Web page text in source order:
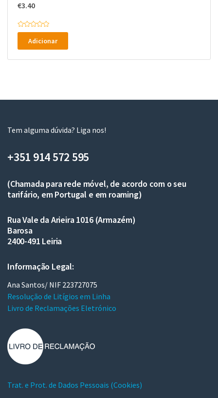
€3.40
A
l
a
Adicionar
Tem alguma dúvida? Liga nos!
+351 914 572 595
(Chamada para rede móvel, de acordo com o seu
tarifário, em Portugal e em roaming)
Rua Vale da Arieira 1016 (Armazém)
Barosa
2400-491 Leiria
Informação Legal:
Ana Santos/ NIF 223727075
Resolução de Litígios em Linha
Livro de Reclamações Eletrónico
Trat. e Prot. de Dados Pessoais (Cookies)